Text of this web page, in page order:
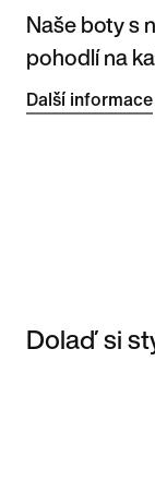
Naše boty s
pohodlí na
Další informace
Dolaď si